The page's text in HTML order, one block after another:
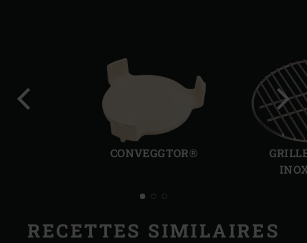
CONVEGGTOR®
RECETTES SIMILAIRES